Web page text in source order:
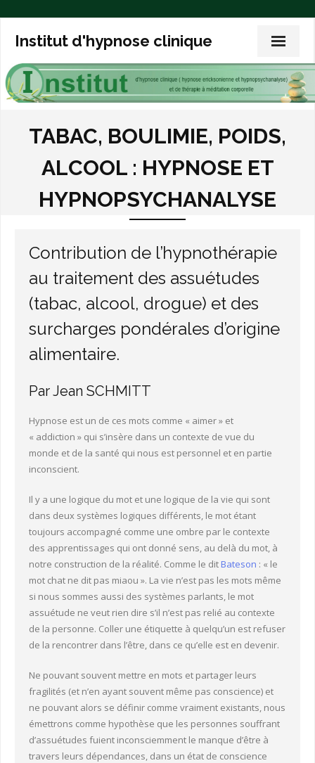
Institut d'hypnose clinique
L’hypnose clinique
L’expérience de l’hypnose
L’hypnoanalyse
Exemples de thérapies
Vos questions sur l’hypnose
Lectures et références
Consultations sur rendez-vous
TABAC, BOULIMIE, POIDS,
ALCOOL : HYPNOSE ET
HYPNOPSYCHANALYSE
Contribution de l’hypnothérapie
au traitement des assuétudes
(tabac, alcool, drogue) et des
surcharges pondérales d’origine
alimentaire.
Par Jean SCHMITT
Hypnose est un de ces mots comme « aimer » et
« addiction » qui s’insère dans un contexte de vue du
monde et de la santé qui nous est personnel et en partie
inconscient.
Il y a une logique du mot et une logique de la vie qui sont
dans deux systèmes logiques différents, le mot étant
toujours accompagné comme une ombre par le contexte
des apprentissages qui ont donné sens, au delà du mot, à
notre construction de la réalité. Comme le dit Bateson : « le
mot chat ne dit pas miaou ». La vie n’est pas les mots même
si nous sommes aussi des systèmes parlants, le mot
assuétude ne veut rien dire s’il n’est pas relié au contexte
de la personne. Coller une étiquette à quelqu’un est refuser
de la rencontrer dans l’être, dans ce qu’elle est en devenir.
Ne pouvant souvent mettre en mots et partager leurs
fragilités (et n’en ayant souvent même pas conscience) et
ne pouvant alors se définir comme vraiment existants, nous
émettrons comme hypothèse que les personnes souffrant
d’assuétudes fuient inconsciemment le manque d’être à
travers leurs dépendances, dans un état de conscience